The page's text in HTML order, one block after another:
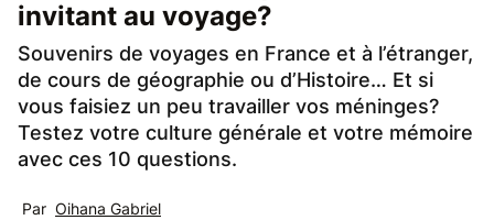
invitant au voyage?
Souvenirs de voyages en France et à l’étranger,
de cours de géographie ou d’Histoire… Et si
vous faisiez un peu travailler vos méninges?
Testez votre culture générale et votre mémoire
avec ces 10 questions.
Par Oihana Gabriel